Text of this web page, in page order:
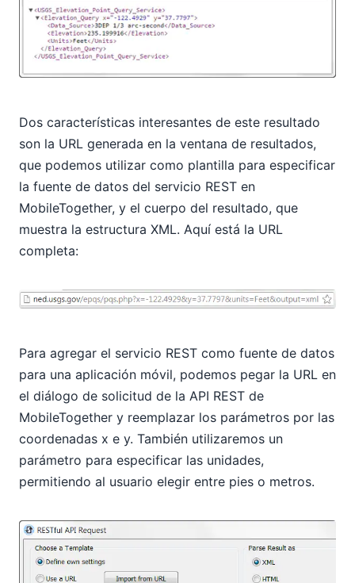
Dos características interesantes de este resultado
son la URL generada en la ventana de resultados,
que podemos utilizar como plantilla para especificar
la fuente de datos del servicio REST en
MobileTogether, y el cuerpo del resultado, que
muestra la estructura XML. Aquí está la URL
completa:
Para agregar el servicio REST como fuente de datos
para una aplicación móvil, podemos pegar la URL en
el diálogo de solicitud de la API REST de
MobileTogether y reemplazar los parámetros por las
coordenadas x e y. También utilizaremos un
parámetro para especificar las unidades,
permitiendo al usuario elegir entre pies o metros.